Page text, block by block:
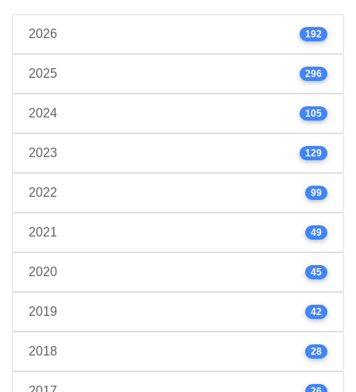
2026 192
2025 296
2024 105
2023 129
2022 99
2021 49
2020 45
2019 42
2018 28